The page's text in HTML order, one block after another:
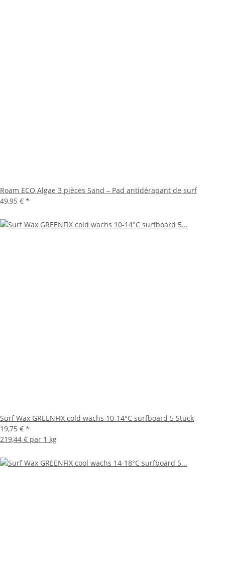
Roam ECO Algae 3 pièces Sand – Pad antidérapant de surf
49,95 € *
Surf Wax GREENFIX cold wachs 10-14°C surfboard 5 Stück
19,75 € *
219,44 € par 1 kg